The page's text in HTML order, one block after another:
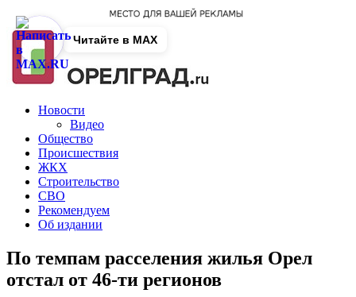
Новости
Видео
Общество
Происшествия
ЖКХ
Строительство
СВО
Рекомендуем
Об издании
По темпам расселения жилья Орел
отстал от 46-ти регионов
Читайте в MAX